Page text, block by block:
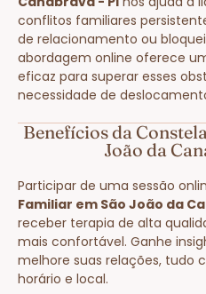
conflitos familiares
de relacionamento ou
abordagem online oferece
eficaz para superar esses
necessidade de
Benefícios da
João da
Participar de uma sessão
Familiar em São João da
receber terapia de alta
mais confortável. Ganhe
melhore suas relações, tudo
horário e local.